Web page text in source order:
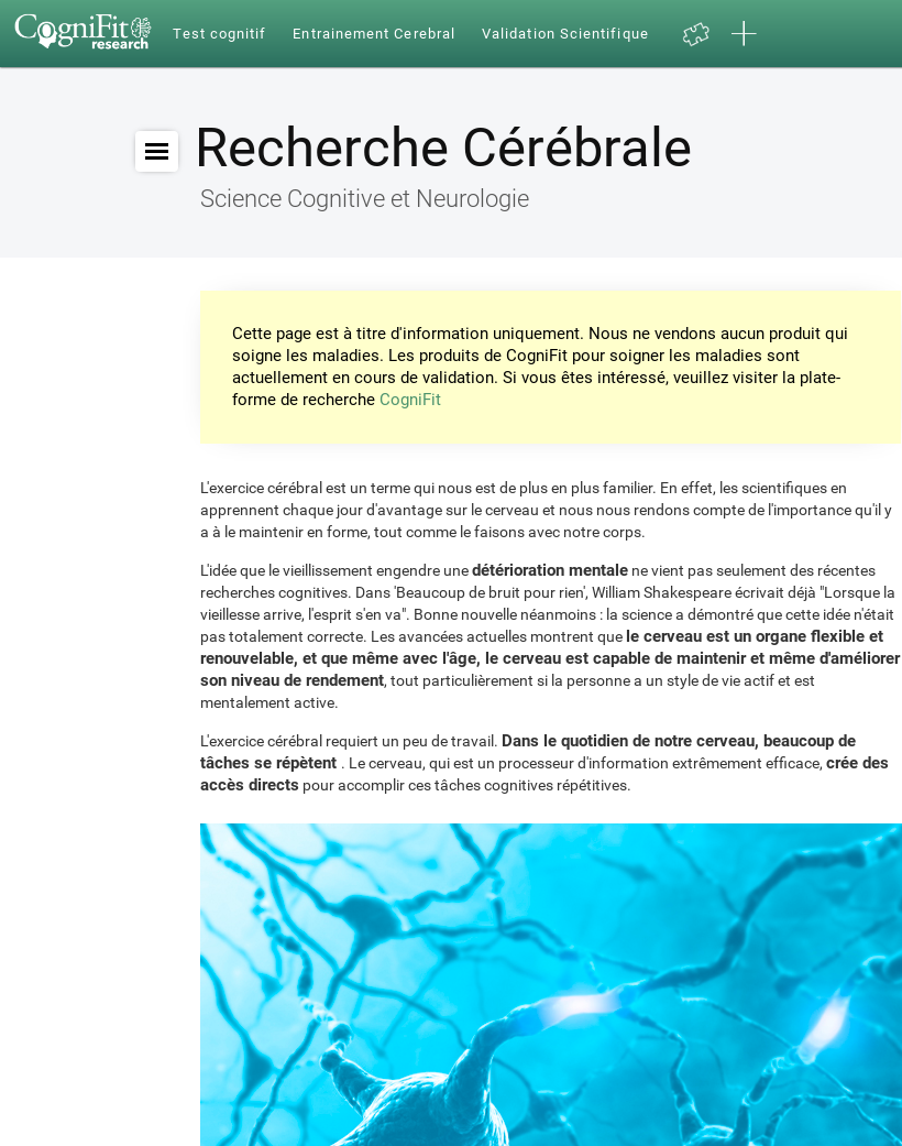
Test cognitif Entrainement Cerebral Validation Scientifique
Recherche Cérébrale
Science Cognitive et Neurologie
Cette page est à titre d'information uniquement. Nous ne vendons aucun produit qui
soigne les maladies. Les produits de CogniFit pour soigner les maladies sont
actuellement en cours de validation. Si vous êtes intéressé, veuillez visiter la plate-
forme de recherche CogniFit
L'exercice cérébral est un terme qui nous est de plus en plus familier. En effet, les scientifiques en
apprennent chaque jour d'avantage sur le cerveau et nous nous rendons compte de l'importance qu'il y
a à le maintenir en forme, tout comme le faisons avec notre corps.
L'idée que le vieillissement engendre unedétérioration mentale ne vient pas seulement des récentes
recherches cognitives. Dans 'Beaucoup de bruit pour rien', William Shakespeare écrivait déjà "Lorsque la
vieillesse arrive, l'esprit s'en va". Bonne nouvelle néanmoins : la science a démontré que cette idée n'était
pas totalement correcte. Les avancées actuelles montrent que le cerveau est un organe flexible et
renouvelable, et que même avec l'âge, le cerveau est capable de maintenir et même d'améliorer
son niveau de rendement, tout particulièrement si la personne a un style de vie actif et est
mentalement active.
L'exercice cérébral requiert un peu de travail. Dans le quotidien de notre cerveau, beaucoup de
tâches se répètent . Le cerveau, qui est un processeur d'information extrêmement efficace, crée des
accès directs pour accomplir ces tâches cognitives répétitives.